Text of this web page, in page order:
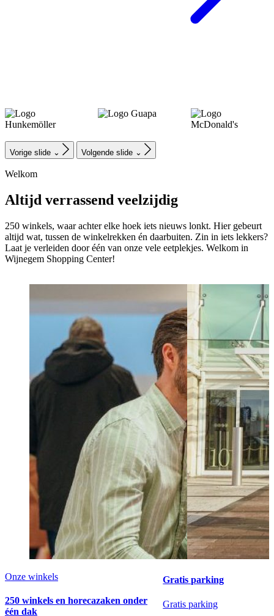
Vorige slide ⌄ Volgende slide ⌄
Welkom
Altijd verrassend veelzijdig
250 winkels, waar achter elke hoek iets nieuws lonkt. Hier gebeurt
altijd wat, tussen de winkelrekken én daarbuiten. Zin in iets lekkers?
Laat je verleiden door één van onze vele eetplekjes. Welkom in
Wijnegem Shopping Center!
Onze winkels
250 winkels en horecazaken onder
één dak
Gratis parking
Gratis parking